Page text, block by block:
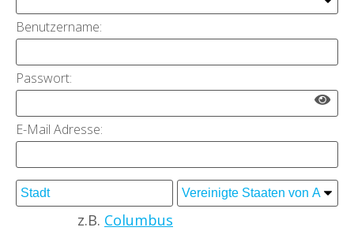
Benutzername:
Passwort:
E-Mail Adresse:
z.B. Columbus